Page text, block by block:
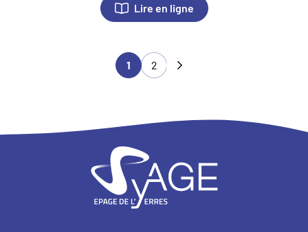
Lire en ligne
1 2 Page suivante